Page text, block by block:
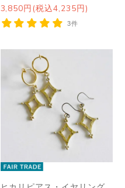
3,850円(税込4,235円)
3件